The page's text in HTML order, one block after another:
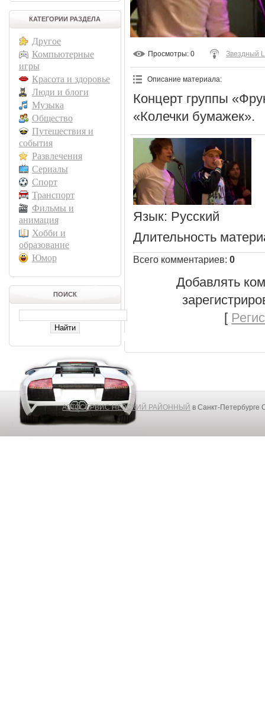
КАТЕГОРИИ РАЗДЕЛА
Другое
Компьютерные
игры
Красота и здоровье
Люди и блоги
Музыка
Общество
Путешествия и
события
Развлечения
Сериалы
Спорт
Транспорт
Фильмы и
анимация
Хобби и
образование
Юмор
ПОИСК
Просмотры: 0 Звездный
Описание материала:
Концерт группы
«Колечки бумажек».
Язык: Русский
Длительность
Всего комментариев: 0
Добавлять
[
АВТОСЕРВИС НЕВСКИЙ РАЙОННЫЙ в Санкт-Петербурге